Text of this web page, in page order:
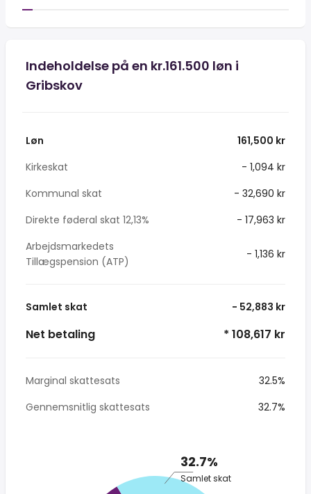
Indeholdelse på en kr.161.500 løn i
Gribskov
Løn
161,500 kr
Kirkeskat
- 1,094 kr
Kommunal skat
- 32,690 kr
Direkte føderal skat 12,13%
- 17,963 kr
Arbejdsmarkedets
Tillægspension (ATP)
- 1,136 kr
Samlet skat - 52,883 kr
Net betaling * 108,617 kr
Marginal skattesats
32.5%
Gennemsnitlig skattesats
32.7%
32.7%
Samlet skat